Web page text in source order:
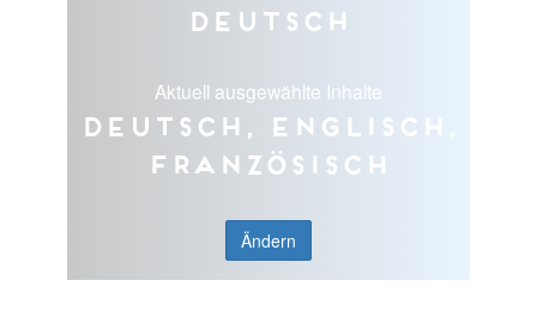
Deutsch
Aktuell ausgewählte Inhalte
Deutsch, Englisch,
Französisch
Ändern